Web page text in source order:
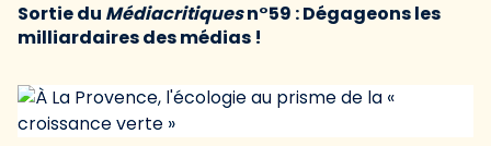
Sortie du Médiacritiquesn°59 : Dégageons les
milliardaires des médias !